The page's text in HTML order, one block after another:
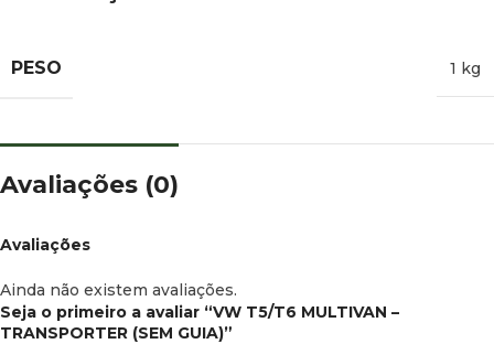
PESO 1 kg
Avaliações (0)
Avaliações
Ainda não existem avaliações.
Seja o primeiro a avaliar “VW T5/T6 MULTIVAN –
TRANSPORTER (SEM GUIA)”